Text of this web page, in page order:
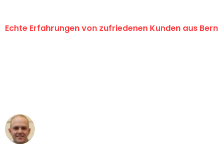
Echte Erfahrungen von zufriedenen Kunden aus Bern